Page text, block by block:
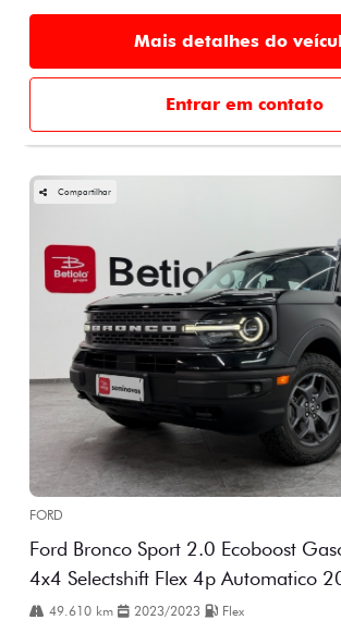
Mais detalhes do
Entrar em contato
Compartilhar
FORD
Ford Bronco Sport 2.0 Ecoboost
4x4 Selectshift Flex 4p Automatico
49.610 km 2023/2023 Flex